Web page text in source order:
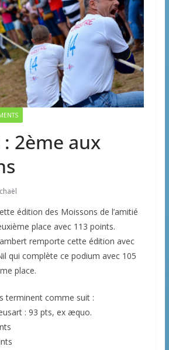
2ème aux
édition des Moissons de l’amitié
place avec 113 points.
remporte cette édition avec
qui complète ce podium avec 105
place.
terminent comme suit :
: 93 pts, ex æquo.